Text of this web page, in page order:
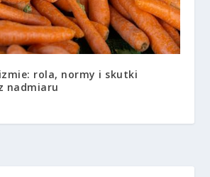
rola, normy i skutki
nadmiaru